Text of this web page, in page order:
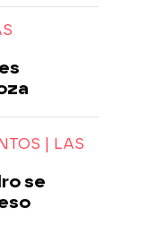
| LAS
se